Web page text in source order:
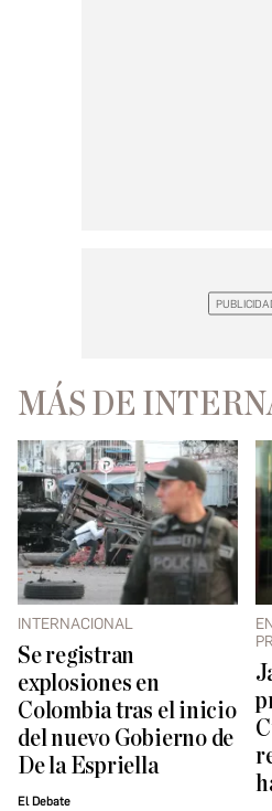
MÁS DE
INTERNACIONAL
Se registran
explosiones en
Colombia tras el inicio
del nuevo Gobierno de
De la Espriella
El Debate